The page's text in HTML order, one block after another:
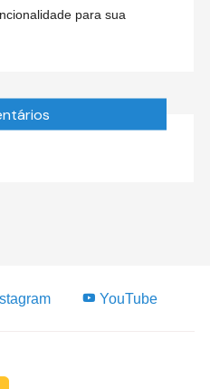
para sua
YouTube